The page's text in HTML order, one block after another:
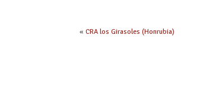
«CRA los Girasoles (Honrubia)